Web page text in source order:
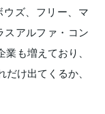
ウズ、フリー、マ
スアルファ・コン
も増えており、
け出てくるか、